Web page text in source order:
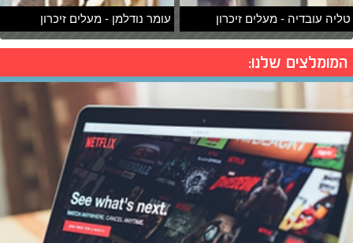
טליה עובדיה - מעלים זיכרון עומר נודלמן - מעלים זיכרון
המומלצים שלנו: